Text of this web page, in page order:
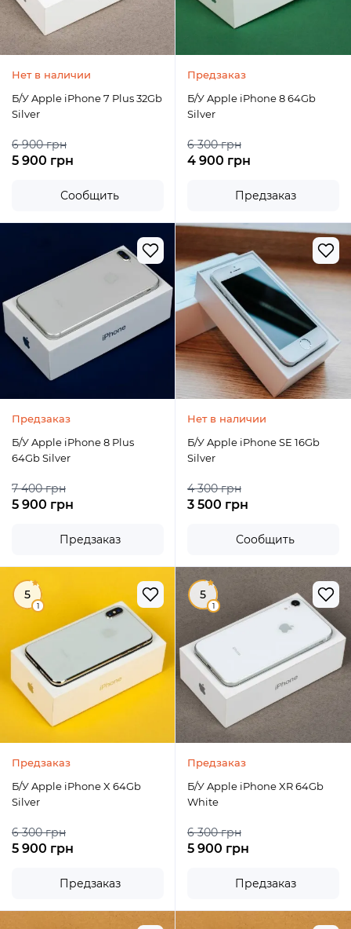
Нет в наличии
Б/У Apple iPhone 7 Plus 32Gb
Silver
6 900 грн
5 900 грн
Сообщить
Предзаказ
Б/У Apple iPhone 8 64Gb
Silver
6 300 грн
4 900 грн
Предзаказ
Предзаказ
Б/У Apple iPhone 8 Plus
64Gb Silver
7 400 грн
5 900 грн
Предзаказ
Нет в наличии
Б/У Apple iPhone SE 16Gb
Silver
4 300 грн
3 500 грн
Сообщить
5
1
Предзаказ
Б/У Apple iPhone X 64Gb
Silver
6 300 грн
5 900 грн
Предзаказ
5
1
Предзаказ
Б/У Apple iPhone XR 64Gb
White
6 300 грн
5 900 грн
Предзаказ